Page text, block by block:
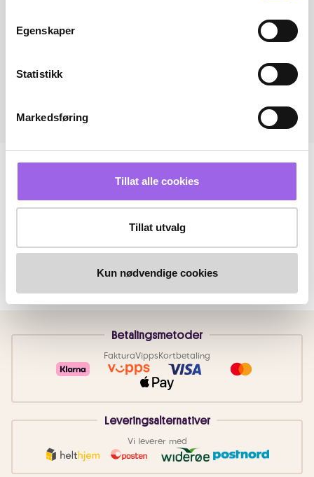
Egenskaper
Statistikk
Markedsføring
Tillat alle cookies
Tillat utvalg
Kun nødvendige cookies
Betalingsmetoder
FakturaVippsKortbetaling
Leveringsalternativer
Vi leverer med